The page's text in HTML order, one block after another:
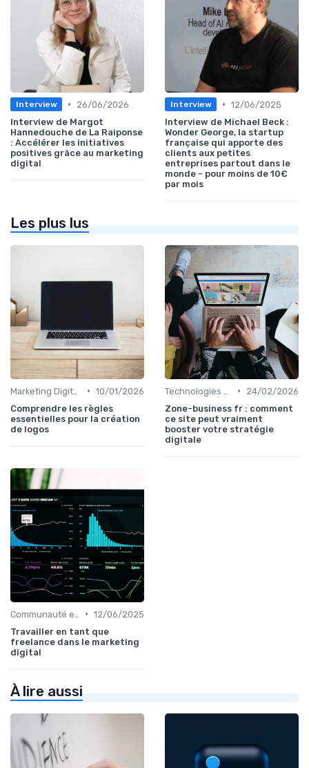
Interview •
26/06/2026
Interview de Margot
Hannedouche de La Raiponse
: Accélérer les initiatives
positives grâce au marketing
digital
Interview • 12/06/2025
Interview de Michael Beck :
Wonder George, la startup
française qui apporte des
clients aux petites
entreprises partout dans le
monde - pour moins de 10€
par mois
Les plus lus
• 10/01/2026
Comprendre les règles
essentielles pour la création
de logos
•
24/02/2026
Zone-business fr : comment
ce site peut vraiment
booster votre stratégie
digitale
• 12/06/2025
Travailler en tant que
freelance dans le marketing
digital
À lire aussi